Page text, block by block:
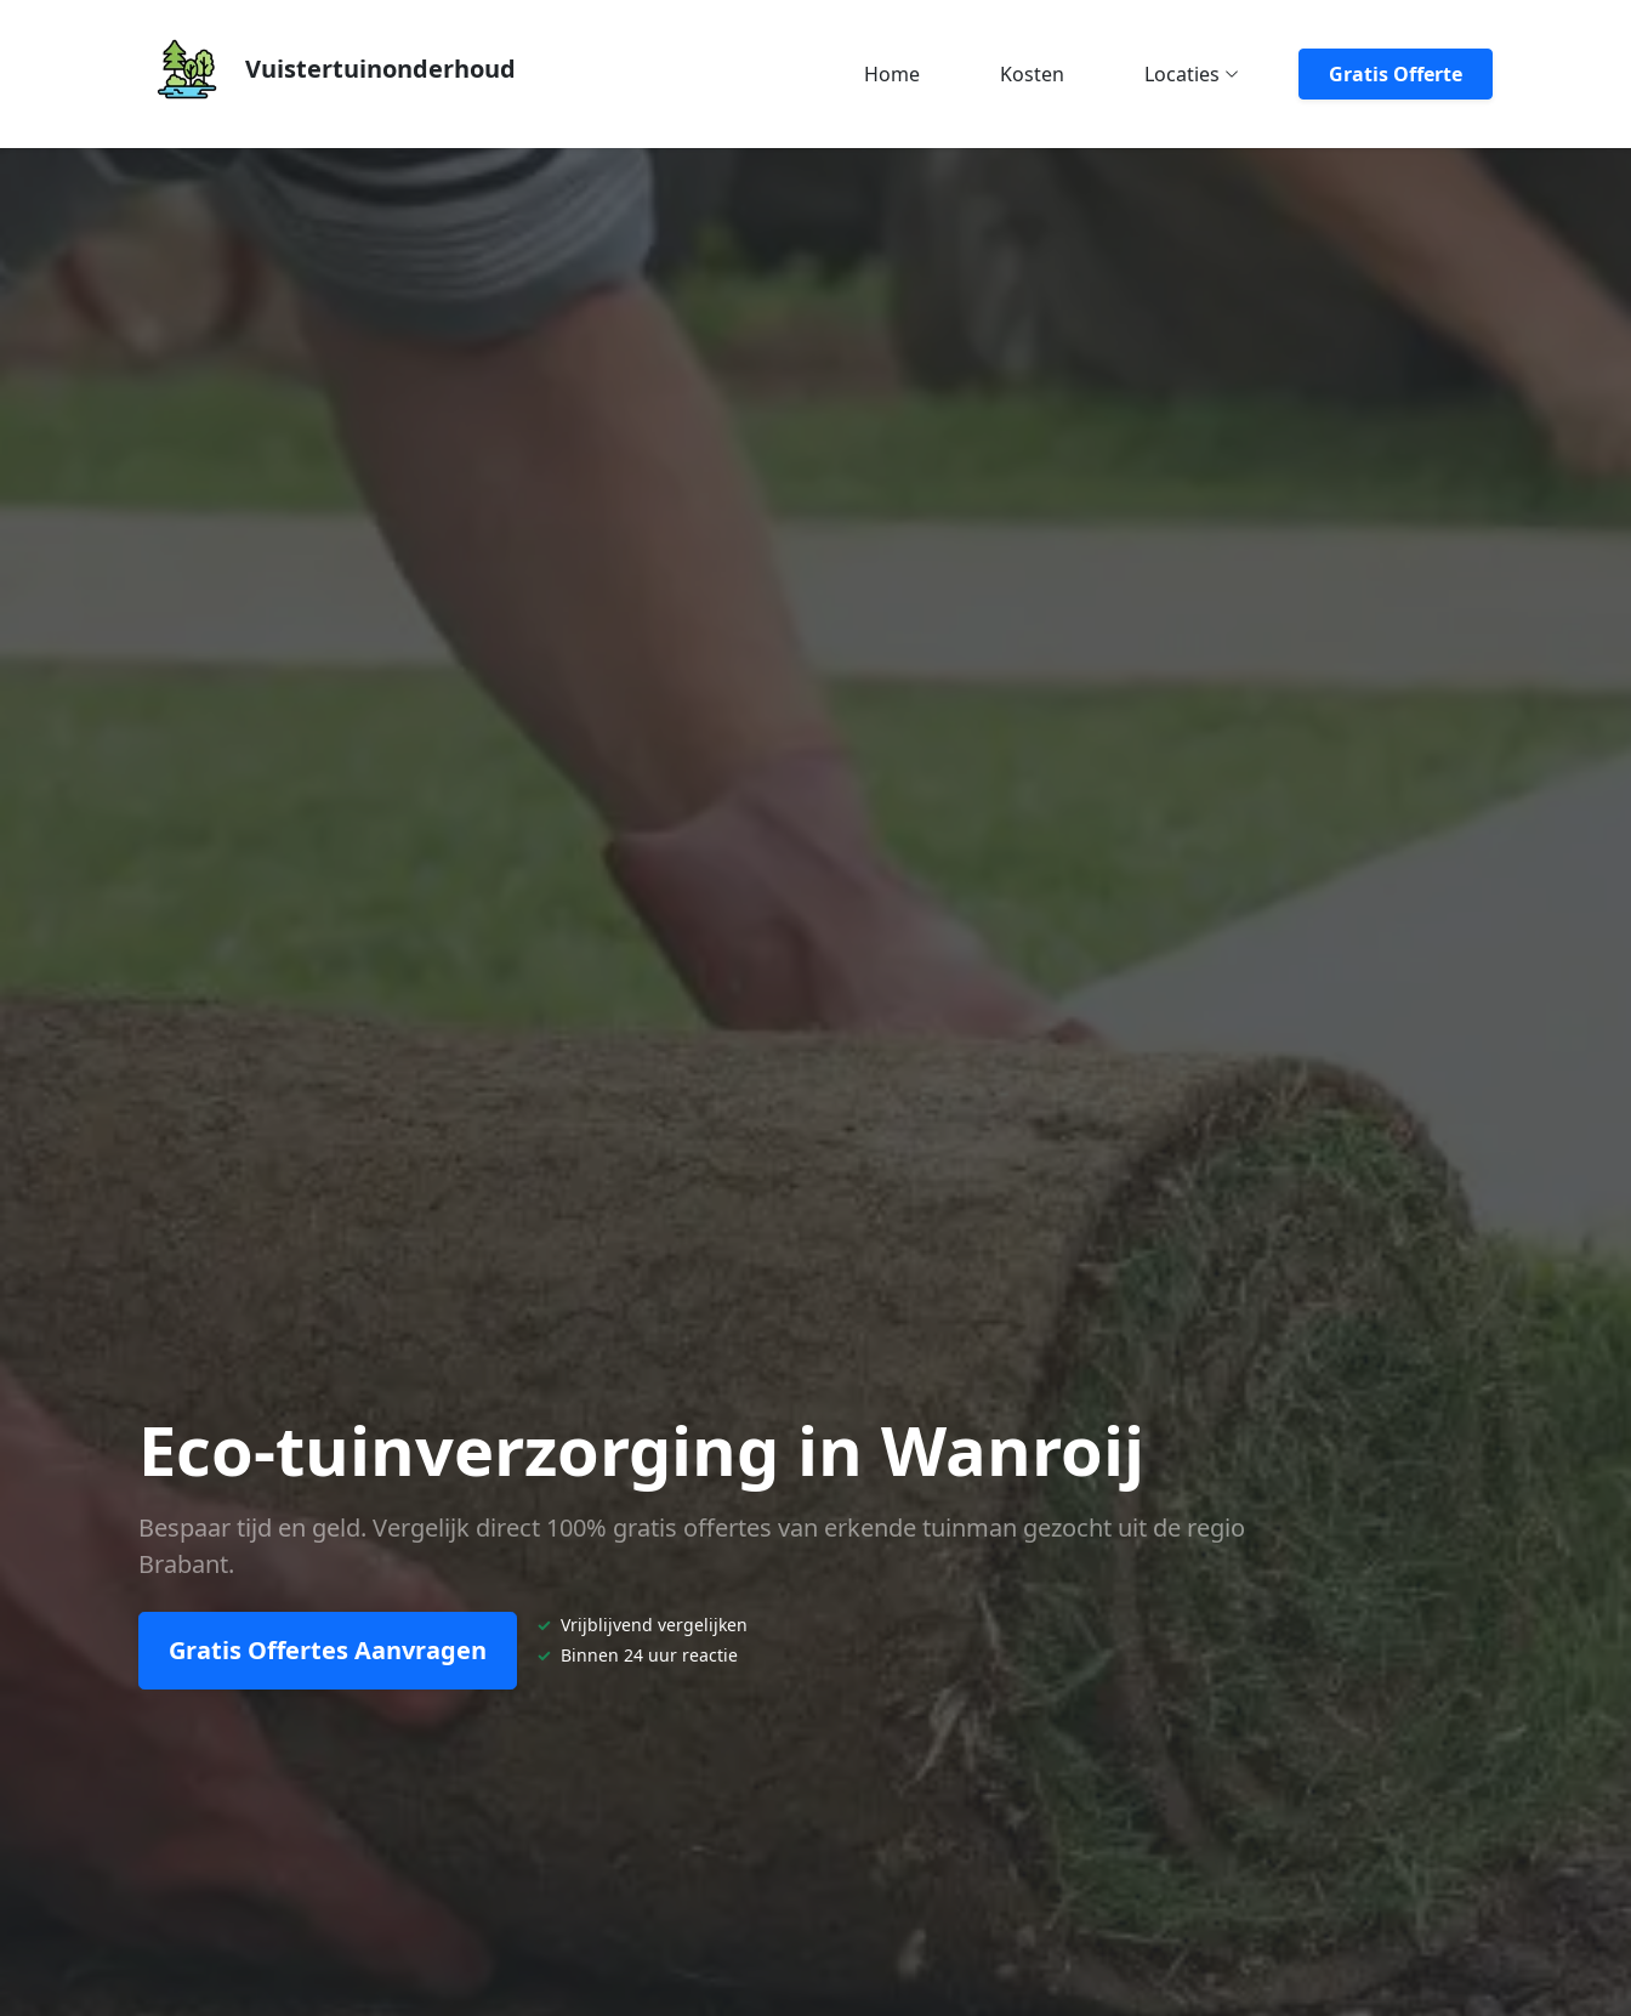
Vuistertuinonderhoud Home Kosten Locaties Gratis Offerte
Eco-tuinverzorging in Wanroij
Bespaar tijd en geld. Vergelijk direct 100% gratis offertes van erkende tuinman gezocht uit de regio
Brabant.
Gratis Offertes Aanvragen
✓ Vrijblijvend vergelijken
✓ Binnen 24 uur reactie